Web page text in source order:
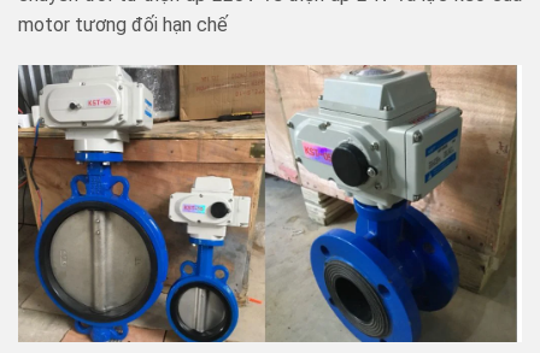
motor tương đối hạn chế